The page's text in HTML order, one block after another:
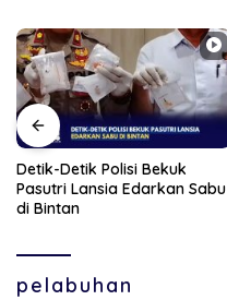
Detik-Detik Polisi Bekuk
Pasutri Lansia Edarkan Sabu
di Bintan
pelabuhan